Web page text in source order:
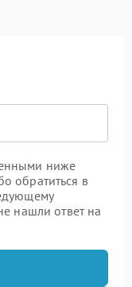
ниже
обратиться в
нашли ответ на